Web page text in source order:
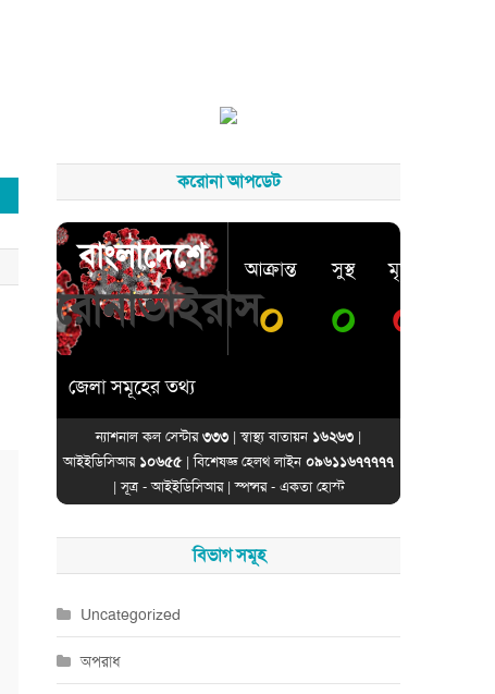
করোনা আপডেট
বাংলাদেশে
করোনাভাইরাস
আক্রান্ত
০
সুস্থ
০
মৃত্যু
০
জেলা সমূহের তথ্য
ন্যাশনাল কল সেন্টার৩৩৩ | স্বাস্থ্য বাতায়ন ১৬২৬৩ |
আইইডিসিআর ১০৬৫৫| বিশেষজ্ঞ হেলথ লাইন০৯৬১১৬৭৭৭৭৭
| সূত্র -আইইডিসিআর| স্পন্সর - একতা হোস্ট
বিভাগ সমূহ
Uncategorized
অপরাধ